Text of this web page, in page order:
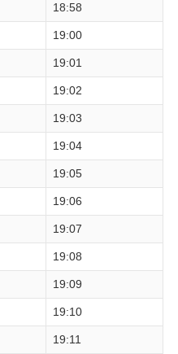
18:58
19:00
19:01
19:02
19:03
19:04
19:05
19:06
19:07
19:08
19:09
19:10
19:11